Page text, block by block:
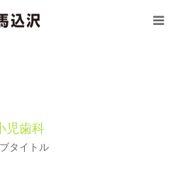
児歯科
タイトル